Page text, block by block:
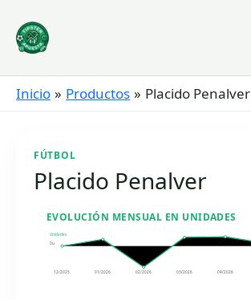
contenido
Inicio Productos Placido Penalver
FÚTBOL
Placido Penalver
EVOLUCIÓN MENSUAL EN UNIDADES
Unidades
0u
12/2025 01/2026 02/2026 03/2026 04/2026